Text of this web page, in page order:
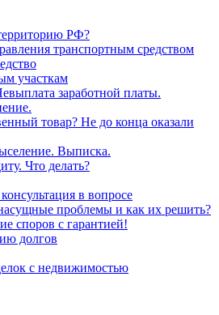
РФ?
транспортным средством
участкам
заработной платы.
товар? Не до конца оказали
Выписка.
Что делать?
в вопросе
проблемы и как их решить?
споров с гарантией!
долгов
с недвижимостью